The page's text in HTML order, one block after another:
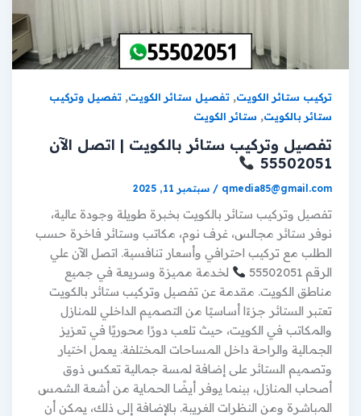
تركيب ستائر الكويت,تفصيل ستائر الكويت,تفصيل وتركيب
ستائر بالكويت,ستائر الكويت
تفصيل وتركيب ستائر بالكويت | اتصل الآن
55502051
qmedia85@gmail.com
/ سبتمبر 11, 2025
تفصيل وتركيب ستائر بالكويت بخبرة طويلة وجودة عالية،
نوفر ستائر مجالس، غرف نوم، مكاتب وستائر فاخرة حسب
الطلب مع تركيب احترافي وأسعار تنافسية. اتصل الآن علي
الرقم 55502051
لخدمة مميزة وسريعة في جميع
مناطق الكويت. مقدمة عن تفصيل وتركيب ستائر بالكويت
تعتبر الستائر جزءًا أساسيًا من التصميم الداخلي للمنازل
والمكاتب في الكويت، حيث تلعب دورًا محوريًا في تعزيز
الجمالية والراحة داخل المساحات المختلفة. يعمل اختيار
وتصميم الستائر على إضافة لمسة جمالية تعكس ذوق
أصحاب المنازل، بينما يوفر أيضًا الحماية من أشعة الشمس
المباشرة ومن النظرات الغريبة. بالإضافة إلى ذلك، يمكن أن